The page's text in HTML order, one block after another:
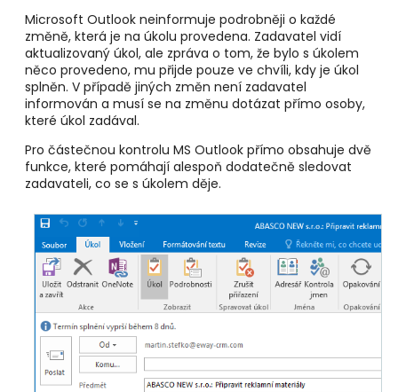
Microsoft Outlook neinformuje podrobněji o každé
změně, která je na úkolu provedena. Zadavatel vidí
aktualizovaný úkol, ale zpráva o tom, že bylo s úkolem
něco provedeno, mu přijde pouze ve chvíli, kdy je úkol
splněn. V případě jiných změn není zadavatel
informován a musí se na změnu dotázat přímo osoby,
které úkol zadával.
Pro částečnou kontrolu MS Outlook přímo obsahuje dvě
funkce, které pomáhají alespoň dodatečně sledovat
zadavateli, co se s úkolem děje.